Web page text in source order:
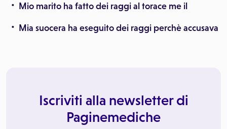
Mio marito ha fatto dei raggi al torace me il
Mia suocera ha eseguito dei raggi perchè accusava
Iscriviti alla newsletter di
Paginemediche